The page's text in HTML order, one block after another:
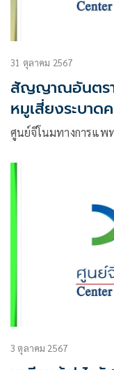
31 ตุลาคม 2567
สัญญาณอันตรา
หมูเสี่ยงระบาด
ศูนย์จีโนมทางการแ
3 ตุลาคม 2567